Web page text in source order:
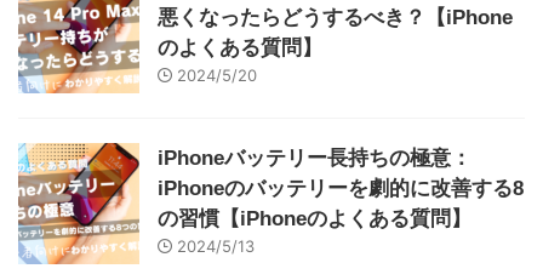
悪くなったらどうするべき？【iPhone
のよくある質問】
2024/5/20
iPhoneバッテリー長持ちの極意：
iPhoneのバッテリーを劇的に改善する8
の習慣【iPhoneのよくある質問】
2024/5/13